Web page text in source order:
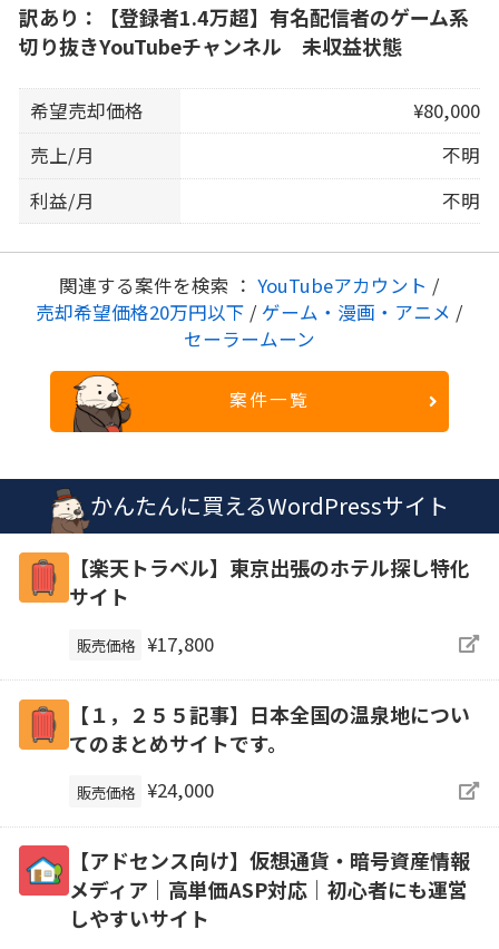
訳あり：【登録者1.4万超】有名配信者のゲーム系
切り抜きYouTubeチャンネル 未収益状態
希望売却価格
¥80,000
売上/月
不明
利益/月
不明
関連する案件を検索 ： YouTubeアカウント /
売却希望価格20万円以下 / ゲーム・漫画・アニメ /
セーラームーン
案件一覧
かんたんに買えるWordPressサイト
【楽天トラベル】東京出張のホテル探し特化
サイト
販売価格 ¥17,800
【１，２５５記事】日本全国の温泉地につい
てのまとめサイトです。
販売価格 ¥24,000
【アドセンス向け】仮想通貨・暗号資産情報
メディア｜高単価ASP対応｜初心者にも運営
しやすいサイト